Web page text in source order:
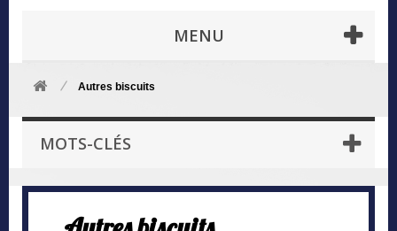
MENU
Autres biscuits
MOTS-CLÉS